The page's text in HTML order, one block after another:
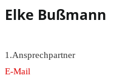
Elke Bußmann
1.Ansprechpartner
E-Mail